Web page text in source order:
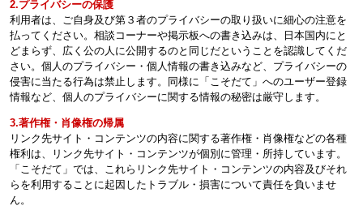
2.プライバシーの保護
利用者は、ご自身及び第３者のプライバシーの取り扱いに細心の注意を
払ってください。相談コーナーや掲示板への書き込みは、日本国内にと
どまらず、広く公の人に公開するのと同じだということを認識してくだ
さい。個人のプライバシー・個人情報の書き込みなど、プライバシーの
侵害に当たる行為は禁止します。同様に「こそだて」へのユーザー登録
情報など、個人のプライバシーに関する情報の秘密は厳守します。
3.著作権・肖像権の帰属
リンク先サイト・コンテンツの内容に関する著作権・肖像権などの各種
権利は、リンク先サイト・コンテンツが個別に管理・所持しています。
「こそだて」では、これらリンク先サイト・コンテンツの内容及びそれ
らを利用することに起因したトラブル・損害について責任を負いませ
ん。